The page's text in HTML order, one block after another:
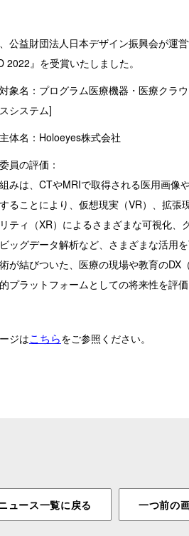
公益財団法人日本デザイン振興会が運
2022』を受賞いたしました。
対象名：プログラム医療機器・医療クラ
システム]
体名：Holoeyes株式会社
員の評価：
みは、CTやMRIで取得される医用画像
ることにより、仮想現実（VR）、拡張
ティ（XR）によるさまざまな可視化
ッグデータ解析など、さまざまな活用
が結びついた、医療の現場や教育のDX
プラットフォームとしての将来性を評価
ジはこちらをご参照ください。
ュース一覧に戻る 一つ前の